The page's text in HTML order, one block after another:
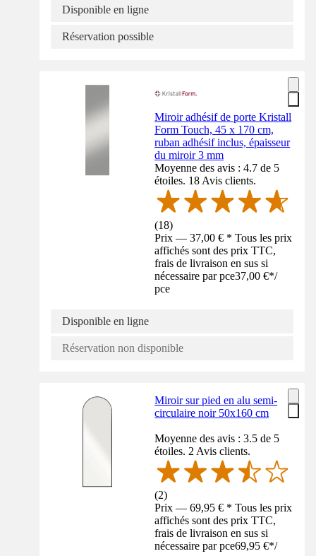
Disponible en ligne
Réservation possible
Miroir adhésif de porte Kristall
Form Touch, 45 x 170 cm,
ruban adhésif inclus, épaisseur
du miroir 3 mm
Moyenne des avis : 4.7 de 5
étoiles. 18 Avis clients.
(18)
Prix — 37,00 € * Tous les prix
affichés sont des prix TTC,
frais de livraison en sus si
nécessaire par pce37,00 €*/
pce
Disponible en ligne
Réservation non disponible
Miroir sur pied en alu semi-
circulaire noir 50x160 cm
Moyenne des avis : 3.5 de 5
étoiles. 2 Avis clients.
(2)
Prix — 69,95 € * Tous les prix
affichés sont des prix TTC,
frais de livraison en sus si
nécessaire par pce69,95 €*/